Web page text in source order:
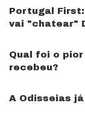
Portugal
vai "chatear"
Qual foi o
recebeu?
A Odisseias